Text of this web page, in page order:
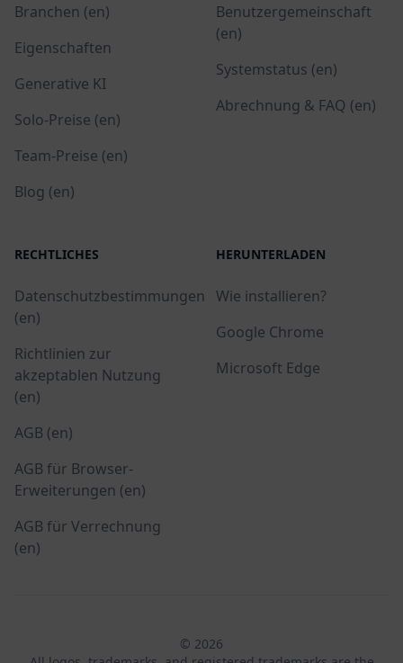
Branchen (en)
Eigenschaften
Generative KI
Solo-Preise (en)
Team-Preise (en)
Blog (en)
Benutzergemeinschaft
(en)
Systemstatus (en)
Abrechnung & FAQ (en)
RECHTLICHES
Datenschutzbestimmungen
(en)
Richtlinien zur
akzeptablen Nutzung
(en)
AGB (en)
AGB für Browser-
Erweiterungen (en)
AGB für Verrechnung
(en)
HERUNTERLADEN
Wie installieren?
Google Chrome
Microsoft Edge
© 2026